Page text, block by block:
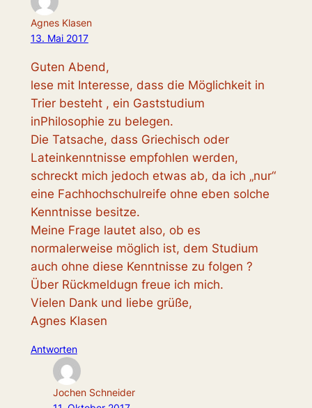
Agnes Klasen
13. Mai 2017
Guten Abend,
lese mit Interesse, dass die Möglichkeit in
Trier besteht , ein Gaststudium
inPhilosophie zu belegen.
Die Tatsache, dass Griechisch oder
Lateinkenntnisse empfohlen werden,
schreckt mich jedoch etwas ab, da ich „nur“
eine Fachhochschulreife ohne eben solche
Kenntnisse besitze.
Meine Frage lautet also, ob es
normalerweise möglich ist, dem Studium
auch ohne diese Kenntnisse zu folgen ?
Über Rückmeldugn freue ich mich.
Vielen Dank und liebe grüße,
Agnes Klasen
Antworten
Jochen Schneider